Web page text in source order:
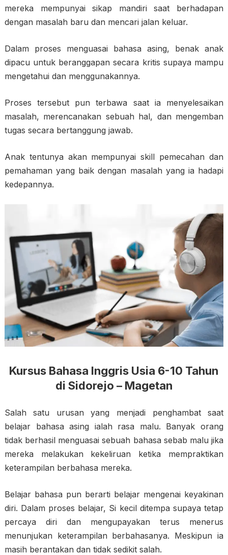
mereka mempunyai sikap mandiri saat berhadapan
dengan masalah baru dan mencari jalan keluar.
Dalam proses menguasai bahasa asing, benak anak
dipacu untuk beranggapan secara kritis supaya mampu
mengetahui dan menggunakannya.
Proses tersebut pun terbawa saat ia menyelesaikan
masalah, merencanakan sebuah hal, dan mengemban
tugas secara bertanggung jawab.
Anak tentunya akan mempunyai skill pemecahan dan
pemahaman yang baik dengan masalah yang ia hadapi
kedepannya.
Kursus Bahasa Inggris Usia 6-10 Tahun
di Sidorejo – Magetan
Salah satu urusan yang menjadi penghambat saat
belajar bahasa asing ialah rasa malu. Banyak orang
tidak berhasil menguasai sebuah bahasa sebab malu jika
mereka melakukan kekeliruan ketika mempraktikan
keterampilan berbahasa mereka.
Belajar bahasa pun berarti belajar mengenai keyakinan
diri. Dalam proses belajar, Si kecil ditempa supaya tetap
percaya diri dan mengupayakan terus menerus
menunjukan keterampilan berbahasanya. Meskipun ia
masih berantakan dan tidak sedikit salah.